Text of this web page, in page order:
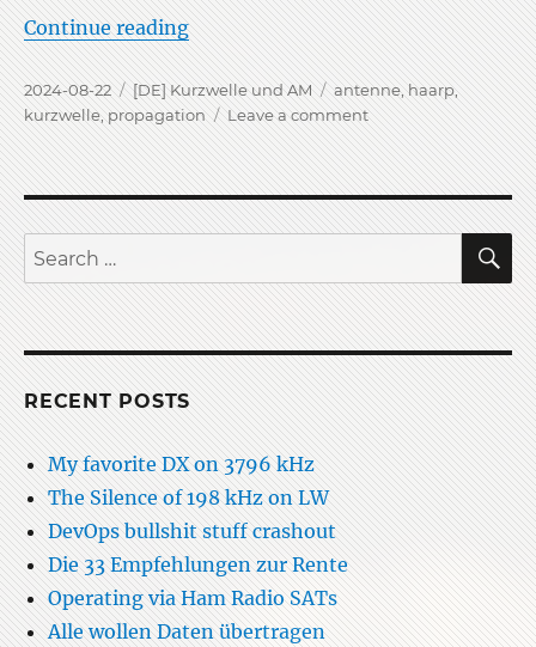
Continue reading“Kommende HAARP Aussendung”
Posted
on
2024-08-22 Categories
[DE] Kurzwelle und AM Tags
antenne, haarp
kurzwelle propagation Leave a commenton
Kommende
HAARP
Aussendung
Search
for:
RECENT POSTS
My favorite DX on 3796 kHz
The Silence of 198 kHz on LW
DevOps bullshit stuff crashout
Die 33 Empfehlungen zur Rente
Operating via Ham Radio SATs
Alle wollen Daten übertragen